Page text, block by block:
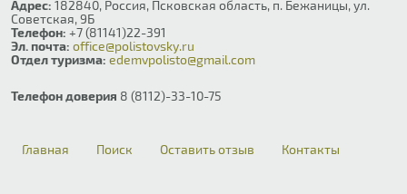
Адрес: 182840, Россия, Псковская область, п. Бежаницы, ул.
Советская, 9Б
Телефон: +7 (81141)22-391
Эл. почта: office@polistovsky.ru
Отдел туризма: edemvpolisto@gmail.com
Телефон доверия 8 (8112)-33-10-75
Главная Поиск Оставить отзыв Контакты